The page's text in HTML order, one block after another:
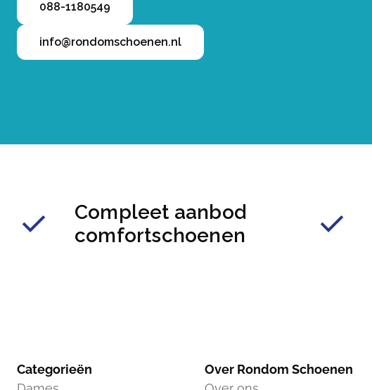
088-1180549
info@rondomschoenen.nl
Compleet aanbod
comfortschoenen
Categorieën
Over Rondom Schoenen